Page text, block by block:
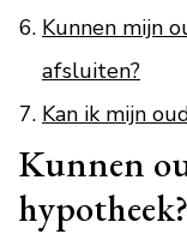
Kunnen mijn
afsluiten?
Kan ik mijn
Kunnen
hypotheek?